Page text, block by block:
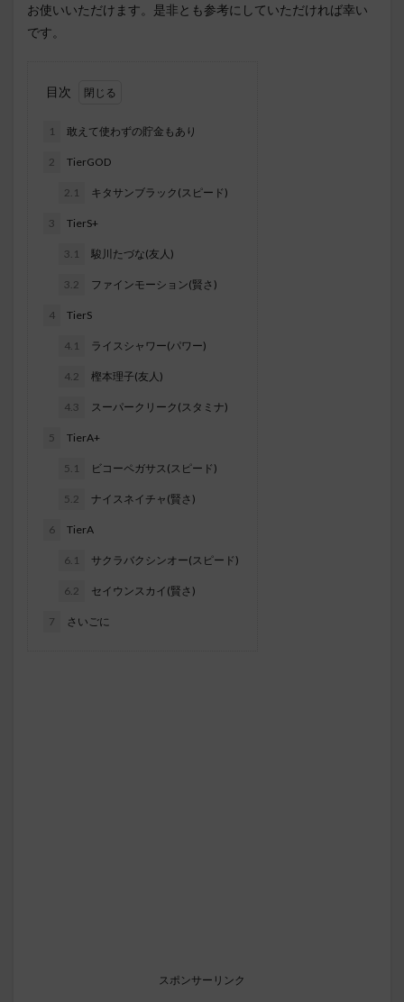
お使いいただけます。是非とも参考にしていただければ幸い
です。
目次
1 敢えて使わずの貯金もあり
2 TierGOD
2.1 キタサンブラック(スピード)
3 TierS+
3.1 駿川たづな(友人)
3.2 ファインモーション(賢さ)
4 TierS
4.1 ライスシャワー(パワー)
4.2 樫本理子(友人)
4.3 スーパークリーク(スタミナ)
5 TierA+
5.1 ビコーペガサス(スピード)
5.2 ナイスネイチャ(賢さ)
6 TierA
6.1 サクラバクシンオー(スピード)
6.2 セイウンスカイ(賢さ)
7 さいごに
スポンサーリンク